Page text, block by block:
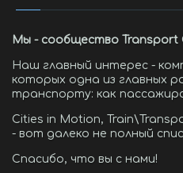
Мы - сообщество Transport
Наш главный интерес -
которых одна из главных
транспорту: как
Cities in Motion,
- вот далеко не полный
Спасибо, что вы с нами!